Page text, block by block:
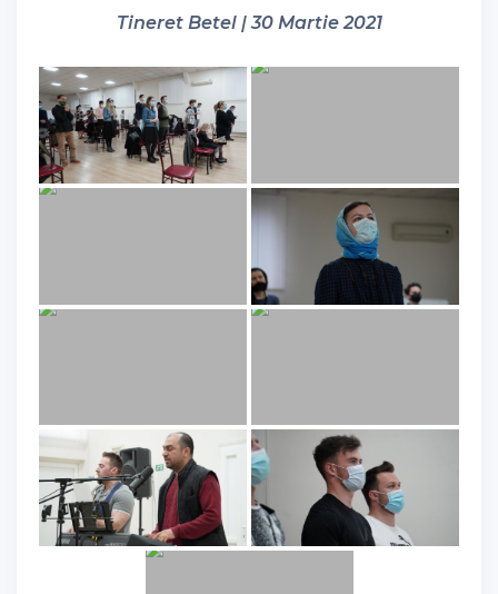
Tineret Betel | 30 Martie 2021